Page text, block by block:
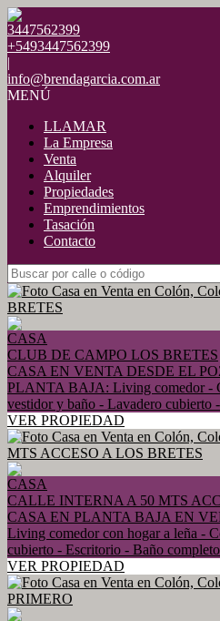
3447562399
+5493447562399
|
info@brendagarcia.com.ar
MENÚ
LLAMAR
La Empresa
Venta
Alquiler
Propiedades
Emprendimientos
Tasación
Contacto
CASA
CLUB DE CAMPO LOS BRETES
CASA EN VENTA DESDE EL
PLANTA BAJA: Living comedor -
vestidor y baño - Lavadero cubierto
VER PROPIEDAD
CASA
CALLE INTERNA A 50 MTS
CASA EN PLANTA BAJA EN
Living comedor con hogar a leña -
cubierto - Escritorio - Baño
VER PROPIEDAD